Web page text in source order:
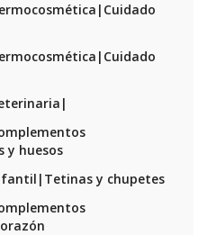
y huesos
y chupetes